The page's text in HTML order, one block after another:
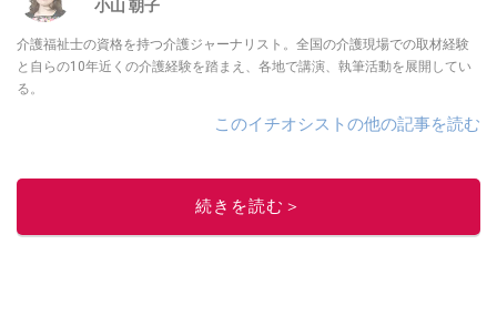
小山 朝子
介護福祉士の資格を持つ介護ジャーナリスト。全国の介護現場での取材経験
と自らの10年近くの介護経験を踏まえ、各地で講演、執筆活動を展開してい
る。
このイチオシストの他の記事を読む
続きを読む＞